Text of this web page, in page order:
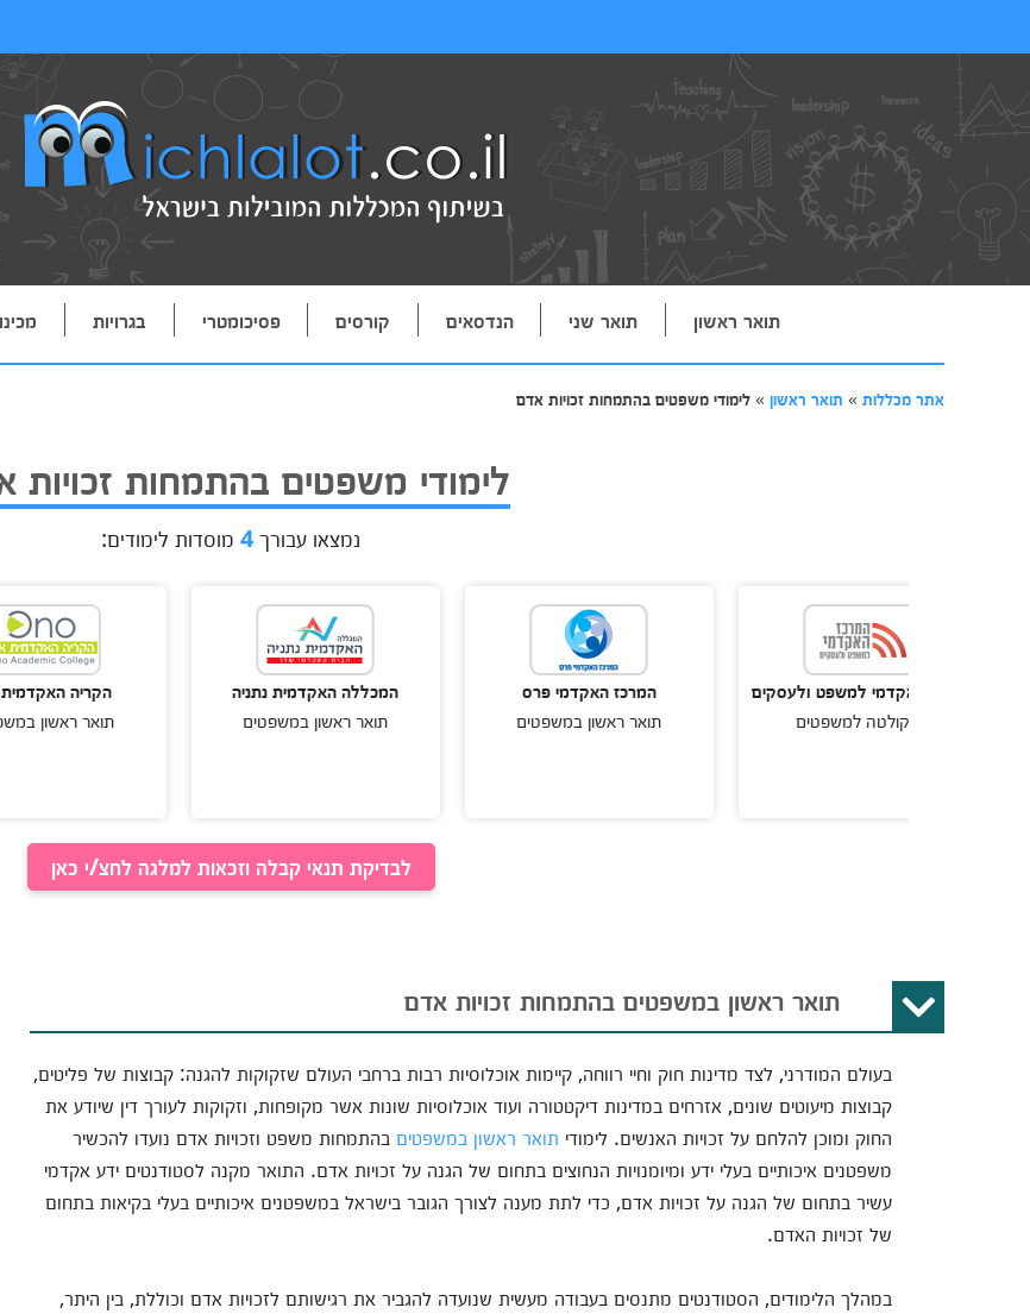
תואר ראשון תואר שני הנדסאים קורסים פסיכומטרי בגרויות
אתר מכללות » תואר ראשון » לימודי משפטים בהתמחות זכויות אדם
לימודי משפטים בהתמחות זכויות
נמצאו עבורך4 מוסדות לימודים:
האקדמי למשפט ולעסקים
הפקולטה למשפטים
המרכז האקדמי פרס
תואר ראשון במשפטים
המכללה האקדמית נתניה
תואר ראשון במשפטים
הקריה האקדמית אונו
תואר ראשון במשפטים
לבדיקת תנאי קבלה וזכאות למלגה לחצ/י כאן
תואר ראשון במשפטים בהתמחות זכויות אדם
בעולם המודרני, לצד מדינות חוק וחיי רווחה, קיימות אוכלוסיות רבות ברחבי העולם שזקוקות להגנה: קבוצות של פליטים,
קבוצות מיעוטים שונים, אזרחים במדינות דיקטטורה ועוד אוכלוסיות שונות אשר מקופחות, וזקוקות לעורך דין שיודע את
החוק ומוכן להלחם על זכויות האנשים. לימודי תואר ראשון במשפטים בהתמחות משפט וזכויות אדם נועדו להכשיר
משפטנים איכותיים בעלי ידע ומיומנויות הנחוצים בתחום של הגנה על זכויות אדם. התואר מקנה לסטודנטים ידע אקדמי
עשיר בתחום של הגנה על זכויות אדם, כדי לתת מענה לצורך הגובר בישראל במשפטנים איכותיים בעלי בקיאות בתחום
של זכויות האדם.
במהלך הלימודים, הסטודנטים מתנסים בעבודה מעשית שנועדה להגביר את רגישותם לזכויות אדם וכוללת, בין היתר,